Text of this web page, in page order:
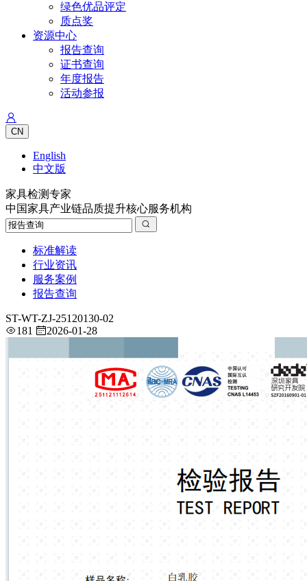
绿色优品评定
质点奖
资源中心
报告查询
证书查询
年度报告
活动参报
CN
English
中文版
家具检测专家
中国家具产业链品质提升核心服务机构
标准解读
行业资讯
服务案例
报告查询
ST-WT-ZJ-25120130-02
181
2026-01-28